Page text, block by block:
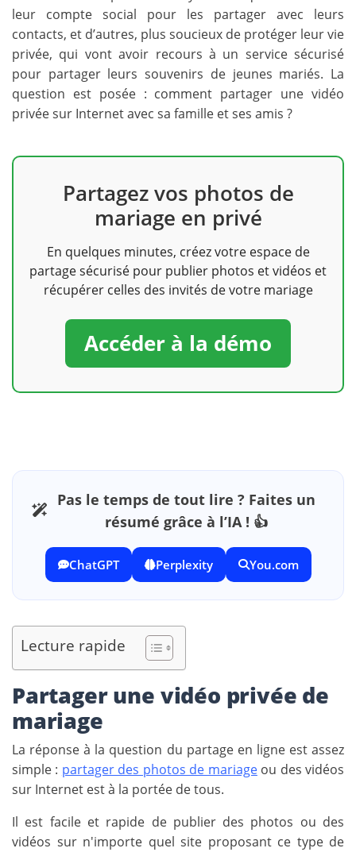
leur compte social pour les partager avec leurs
contacts, et d’autres, plus soucieux de protéger leur vie
privée, qui vont avoir recours à un service sécurisé
pour partager leurs souvenirs de jeunes mariés. La
question est posée : comment partager une vidéo
privée sur Internet avec sa famille et ses amis ?
Partagez vos photos de
mariage en privé
En quelques minutes, créez votre espace de
partage sécurisé pour publier photos et vidéos et
récupérer celles des invités de votre mariage
Accéder à la démo
Pas le temps de tout lire ? Faites un
résumé grâce à l’IA ! 👍
ChatGPT Perplexity You.com
Lecture rapide
Partager une vidéo privée de
mariage
La réponse à la question du partage en ligne est assez
simple : partager des photos de mariageou des vidéos
sur Internet est à la portée de tous.
Il est facile et rapide de publier des photos ou des
vidéos sur n'importe quel site proposant ce type de